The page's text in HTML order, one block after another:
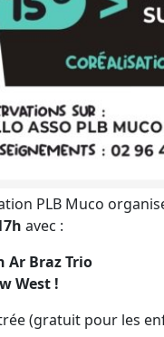
PLB Muco
avec :
Ar Braz Trio
West !
(gratuit pour les